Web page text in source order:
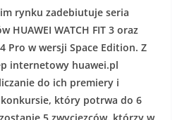
rynku zadebiutuje seria
HUAWEI WATCH FIT 3 oraz
Pro w wersji Space Edition. Z
internetowy huawei.pl
do ich premiery i
konkursie, który potrwa do 6